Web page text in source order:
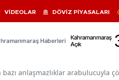
VİDEOLAR DÖVİZ PİYASALARI
Haberleri
Kahramanmaraş
AçıkAdıyaman
anlaşmazlıklar arabulucuyla